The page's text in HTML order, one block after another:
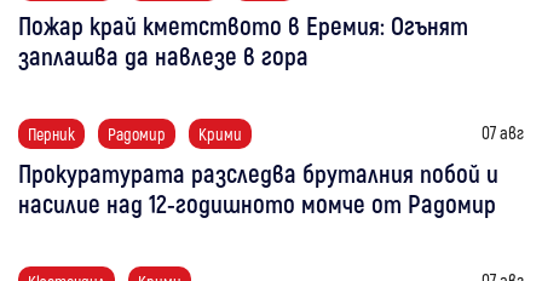
Пожар край кметството в Еремия: Огънят
заплашва да навлезе в гора
Перник Радомир Крими 07 авг
Прокуратурата разследва бруталния побой и
насилие над 12-годишното момче от Радомир